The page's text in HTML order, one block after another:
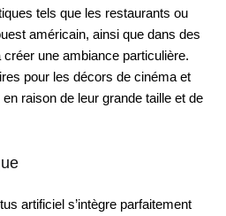
tels que les restaurants ou
américain, ainsi que dans des
une ambiance particulière.
pour les décors de cinéma et
raison de leur grande taille et de
artificiel s’intègre parfaitement